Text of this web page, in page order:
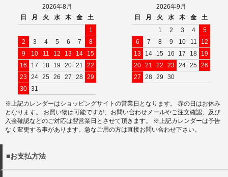
2026年8月
日
月 火 水 木 金
土
1
2
3 4 5 6 7
8
9
10 11 12 13 14
15
16
17 18 19 20 21
22
23 24 25 26 27 28 29
30 31
2026年9月
日
月 火 水 木 金
土
1
2 3 4
5
6
7 8 9 10 11
12
13
14 15 16 17 18
19
20 21 22 23 24 25
26
27
28 29 30
※上記カレンダーはショッピングサイトの営業日となります。 赤の日はお休み
となります。 お買い物は可能ですが、お問い合わせメールやご注文確認、及び
入金確認などのご対応は翌営業日とさせて頂きます。 ※上記カレンダーは予告
なく変更する事があります。急なご用の方は直接お問い合わせ下さい。
■お支払方法